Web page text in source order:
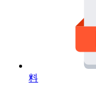
料